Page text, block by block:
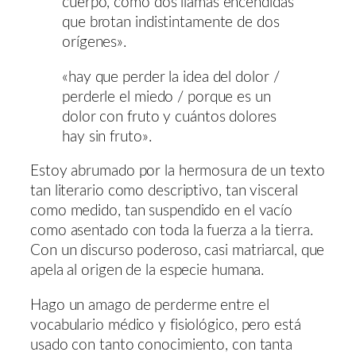
cuerpo, como dos llamas encendidas
que brotan indistintamente de dos
orígenes».
«hay que perder la idea del dolor /
perderle el miedo / porque es un
dolor con fruto y cuántos dolores
hay sin fruto».
Estoy abrumado por la hermosura de un texto
tan literario como descriptivo, tan visceral
como medido, tan suspendido en el vacío
como asentado con toda la fuerza a la tierra.
Con un discurso poderoso, casi matriarcal, que
apela al origen de la especie humana.
Hago un amago de perderme entre el
vocabulario médico y fisiológico, pero está
usado con tanto conocimiento, con tanta